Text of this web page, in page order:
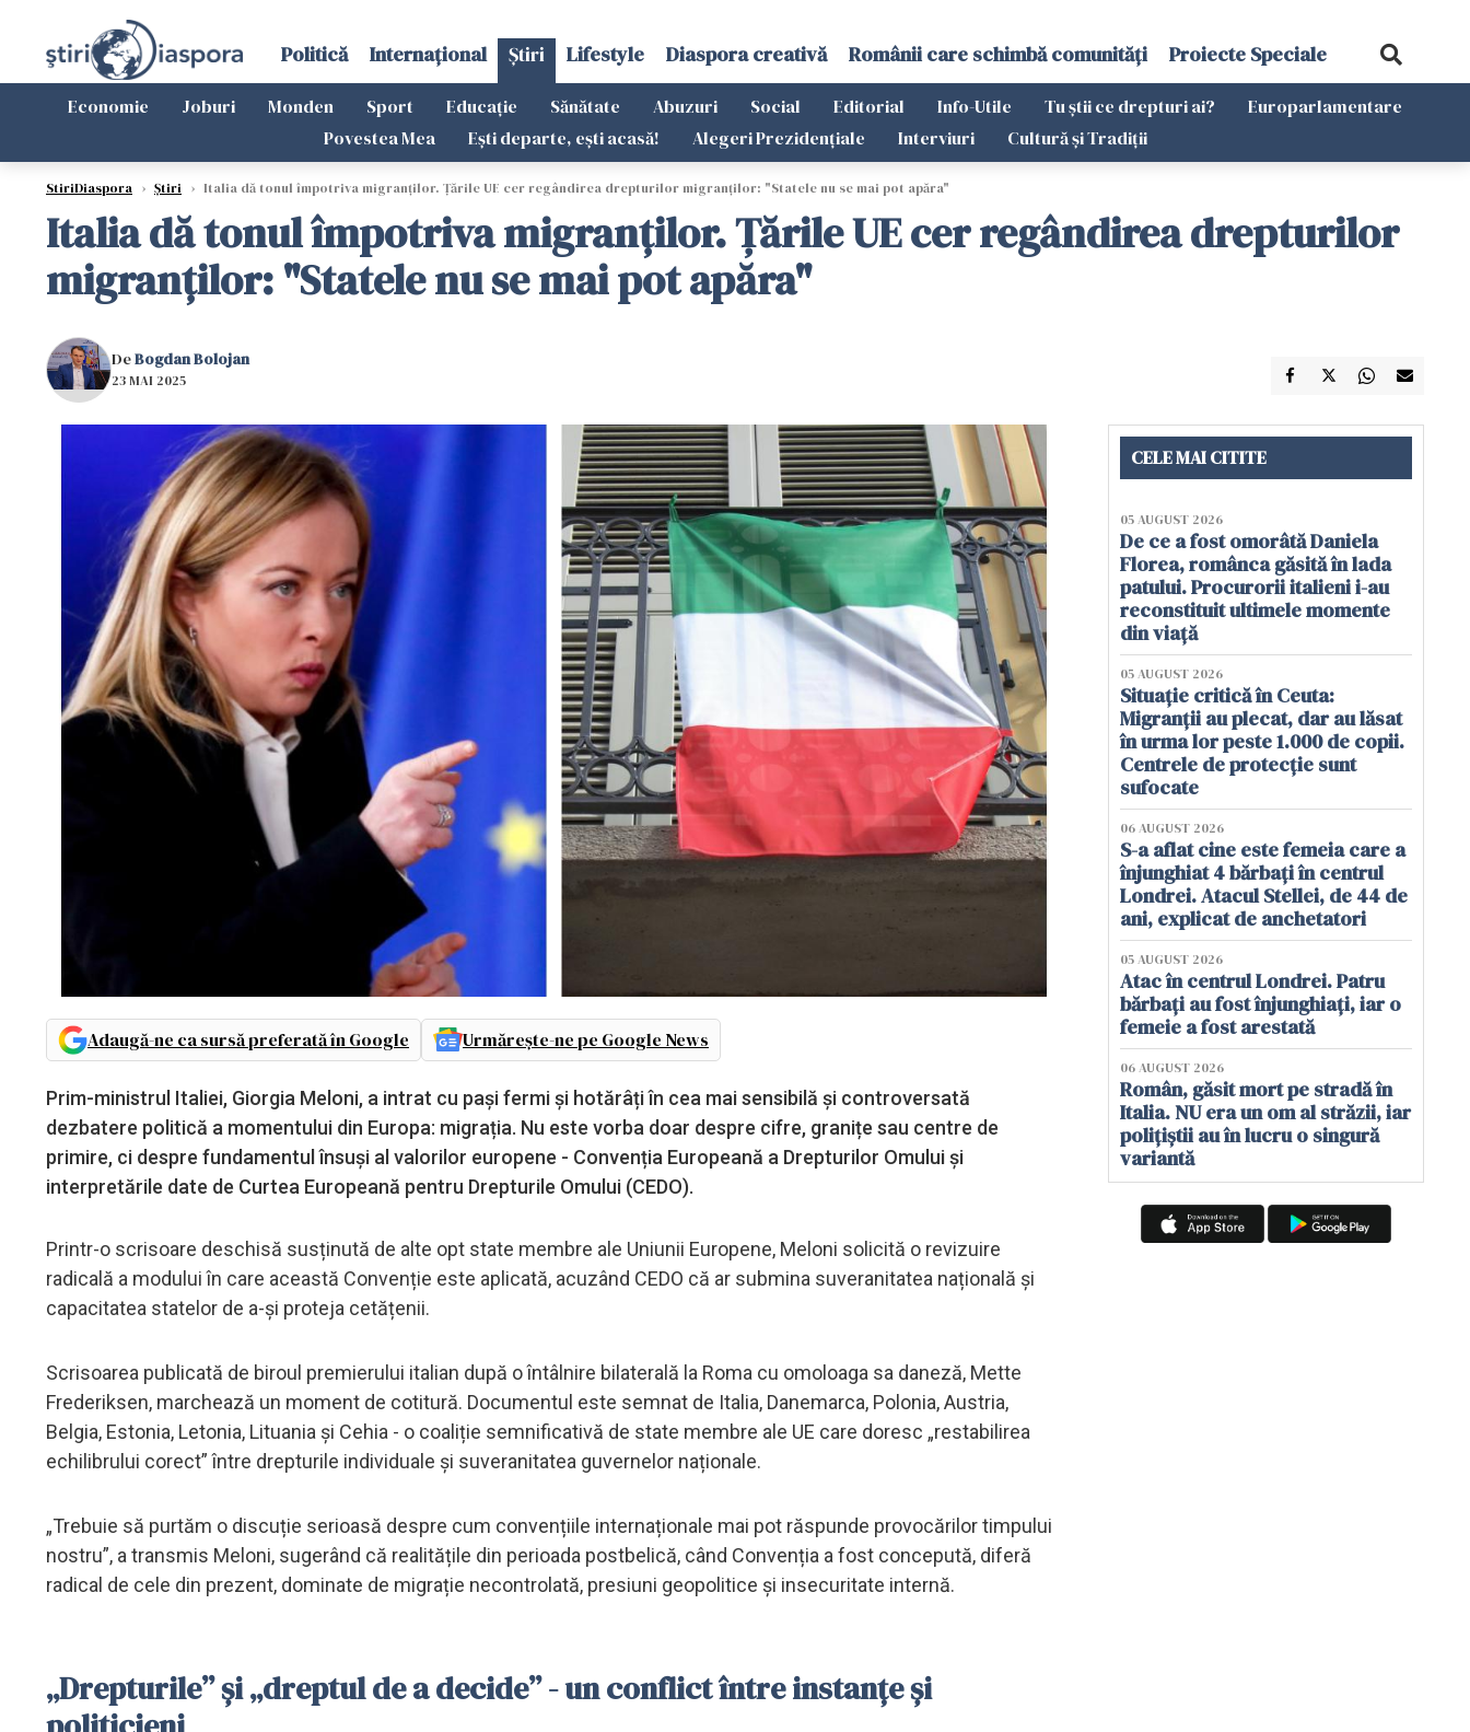
Politică Internațional Știri Lifestyle Diaspora creativă Românii care schimbă comunități Proiecte Speciale
Economie Joburi Monden Sport Educație Sănătate Abuzuri Social Editorial Info-Utile Tu știi ce drepturi ai?
Europarlamentare
Povestea Mea
Ești departe, ești acasă! Alegeri Prezidențiale Interviuri Cultură și Tradiții
StiriDiaspora › Știri › Italia dă tonul împotriva migranților. Țările UE cer regândirea drepturilor migranților: "Statele nu se mai pot apăra"
Italia dă tonul împotriva migranților. Țările UE cer regândirea drepturilor
migranților: "Statele nu se mai pot apăra"
DeBogdan Bolojan
23 MAI 2025
Adaugă-ne ca sursă preferată în Google Urmărește-ne pe Google News
Prim-ministrul Italiei, Giorgia Meloni, a intrat cu pași fermi și hotărâți în cea mai sensibilă și controversată
dezbatere politică a momentului din Europa: migrația. Nu este vorba doar despre cifre, granițe sau centre de
primire, ci despre fundamentul însuși al valorilor europene - Convenția Europeană a Drepturilor Omului și
interpretările date de Curtea Europeană pentru Drepturile Omului (CEDO).
Printr-o scrisoare deschisă susținută de alte opt state membre ale Uniunii Europene, Meloni solicită o revizuire
radicală a modului în care această Convenție este aplicată, acuzând CEDO că ar submina suveranitatea națională și
capacitatea statelor de a-și proteja cetățenii.
Scrisoarea publicată de biroul premierului italian după o întâlnire bilaterală la Roma cu omoloaga sa daneză, Mette
Frederiksen, marchează un moment de cotitură. Documentul este semnat de Italia, Danemarca, Polonia, Austria,
Belgia, Estonia, Letonia, Lituania și Cehia - o coaliție semnificativă de state membre ale UE care doresc „restabilirea
echilibrului corect” între drepturile individuale și suveranitatea guvernelor naționale.
„Trebuie să purtăm o discuție serioasă despre cum convențiile internaționale mai pot răspunde provocărilor timpului
nostru”, a transmis Meloni, sugerând că realitățile din perioada postbelică, când Convenția a fost concepută, diferă
radical de cele din prezent, dominate de migrație necontrolată, presiuni geopolitice și insecuritate internă.
„Drepturile” și „dreptul de a decide” - un conflict între instanțe și
CELE MAI CITITE
05 AUGUST 2026
De ce a fost omorâtă Daniela
Florea, românca găsită în lada
patului. Procurorii italieni i-au
reconstituit ultimele momente
din viață
05 AUGUST 2026
Situație critică în Ceuta:
Migranții au plecat, dar au lăsat
în urma lor peste 1.000 de copii.
Centrele de protecție sunt
sufocate
06 AUGUST 2026
S-a aflat cine este femeia care a
înjunghiat 4 bărbați în centrul
Londrei. Atacul Stellei, de 44 de
ani, explicat de anchetatori
05 AUGUST 2026
Atac în centrul Londrei. Patru
bărbați au fost înjunghiați, iar o
femeie a fost arestată
06 AUGUST 2026
Român, găsit mort pe stradă în
Italia. NU era un om al străzii, iar
polițiștii au în lucru o singură
variantă